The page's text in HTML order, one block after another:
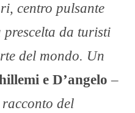
centro pulsante
prescelta da turisti
del mondo. Un
e D’angelo –
del